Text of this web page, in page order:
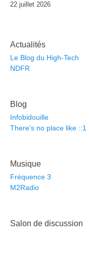
22 juillet 2026
Actualités
Le Blog du High-Tech
NDFR
Blog
Infobidouille
There's no place like ::1
Musique
Fréquence 3
M2Radio
Salon de discussion